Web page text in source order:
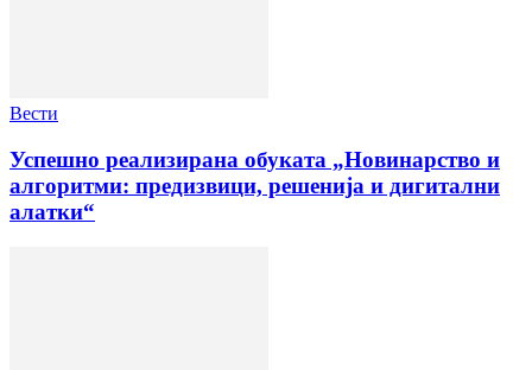
Вести
Успешно реализирана обуката „Новинарство и
алгоритми: предизвици, решенија и дигитални
алатки“